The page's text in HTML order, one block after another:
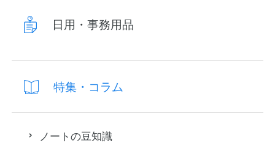
日用・事務用品
特集・コラム
ノートの豆知識